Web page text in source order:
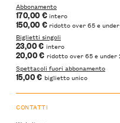
Abbonamento
170,00 €intero
150,00 €ridotto over 65 e
Biglietti singoli
23,00 € intero
20,00 € ridotto over 65 e under
Spettacoli fuori abbonamento
15,00 €biglietto unico
CONTATTI